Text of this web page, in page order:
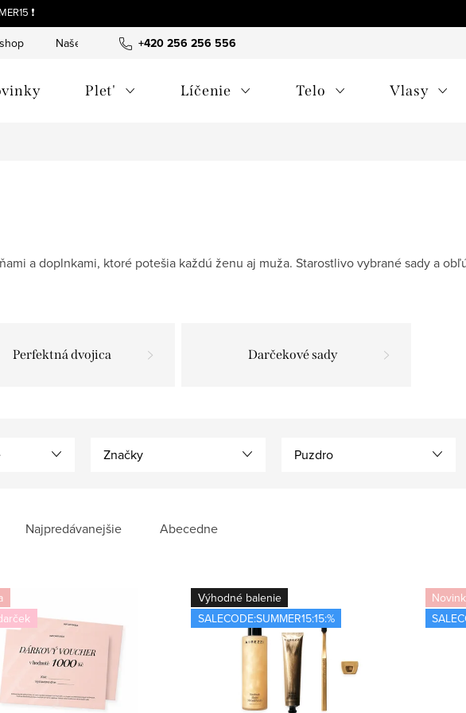
❗
+420 256 256 556
Naše tipy a príbehy O nás
Plet' Líčenie Telo Vlasy
a doplnkami, ktoré potešia každú ženu aj muža. Starostlivo vybrané sady a
Perfektná dvojica Darčekové sady
Značky Puzdro
Najpredávanejšie Abecedne
Výhodné balenie
SALECODE:SUMMER15:15:%